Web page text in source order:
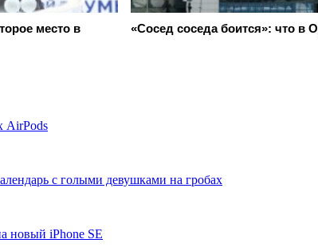
место в
«Сосед соседа боится»: что в
AirPods
с голыми девушками на гробах
новый iPhone SE